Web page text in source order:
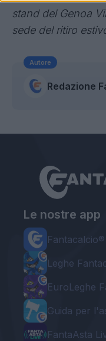
stand del Genoa
sede del ritiro
Autore
Redazione
Le nostre app
Leghe
EuroLeghe
Guida per
FantaAsta